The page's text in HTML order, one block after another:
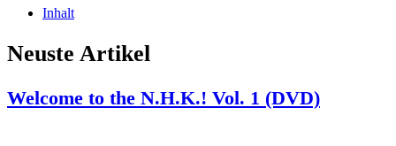
Inhalt
Neuste Artikel
Welcome to the N.H.K.! Vol. 1 (DVD)